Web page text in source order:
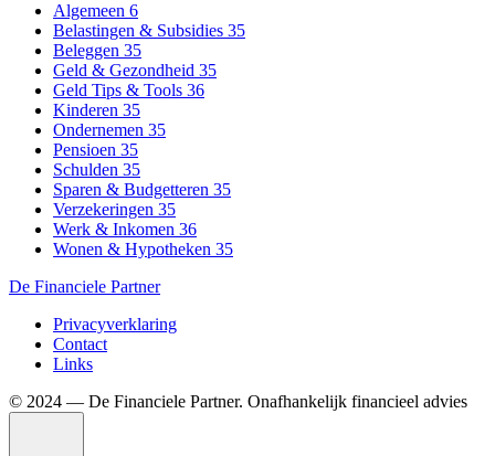
Algemeen 6
Belastingen & Subsidies 35
Beleggen 35
Geld & Gezondheid 35
Geld Tips & Tools 36
Kinderen 35
Ondernemen 35
Pensioen 35
Schulden 35
Sparen & Budgetteren 35
Verzekeringen 35
Werk & Inkomen 36
Wonen & Hypotheken 35
De Financiele Partner
Privacyverklaring
Contact
Links
©️ 2024 — De Financiele Partner. Onafhankelijk financieel advies